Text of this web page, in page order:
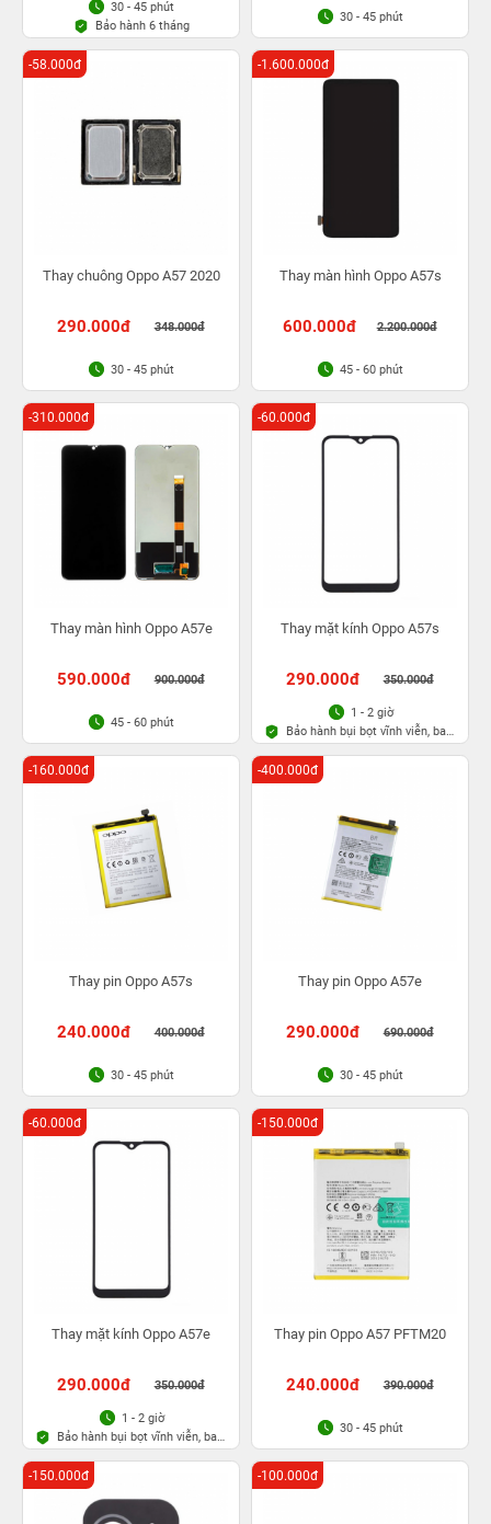
30 - 45 phút
Bảo hành 6 tháng
30 - 45 phút
Thay chuông Oppo A57 2020
290.000đ 348.000đ
-58.000đ
30 - 45 phút
Thay màn hình Oppo A57s
600.000đ 2.200.000đ
-1.600.000đ
45 - 60 phút
Thay màn hình Oppo A57e
590.000đ 900.000đ
-310.000đ
45 - 60 phút
Thay mặt kính Oppo A57s
290.000đ 350.000đ
-60.000đ
1 - 2 giờ
Bảo hành bụi bọt vĩnh viễn, bao
rơi vỡ kính
Thay pin Oppo A57s
240.000đ 400.000đ
-160.000đ
30 - 45 phút
Thay pin Oppo A57e
290.000đ 690.000đ
-400.000đ
30 - 45 phút
Thay mặt kính Oppo A57e
290.000đ 350.000đ
-60.000đ
1 - 2 giờ
Bảo hành bụi bọt vĩnh viễn, bao
rơi vỡ kính
Thay pin Oppo A57 PFTM20
240.000đ 390.000đ
-150.000đ
30 - 45 phút
-150.000đ -100.000đ